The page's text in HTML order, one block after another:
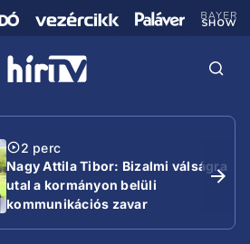
2 perc
Nagy Attila Tibor: Bizalmi válságra
utal a kormányon belüli
kommunikációs zavar